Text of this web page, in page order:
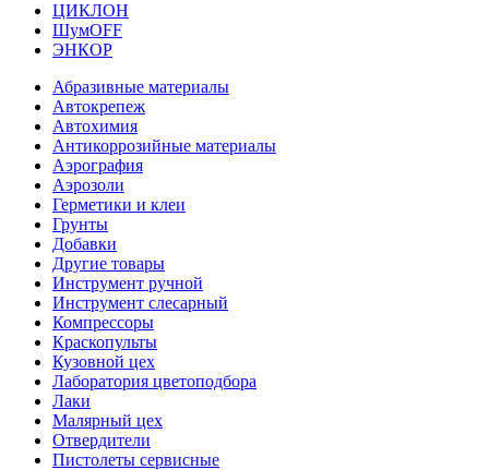
ЦИКЛОН
ШумOFF
ЭНКОР
Абразивные материалы
Автокрепеж
Автохимия
Антикоррозийные материалы
Аэрография
Аэрозоли
Герметики и клеи
Грунты
Добавки
Другие товары
Инструмент ручной
Инструмент слесарный
Компрессоры
Краскопульты
Кузовной цех
Лаборатория цветоподбора
Лаки
Малярный цех
Отвердители
Пистолеты сервисные